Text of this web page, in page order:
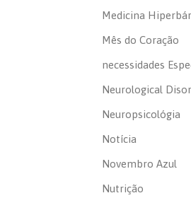
Medicina
Mês do Coração
necessidades
Neurological
Neuropsicológia
Notícia
Novembro Azul
Nutrição